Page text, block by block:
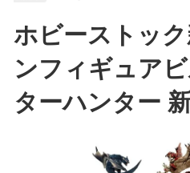
ホビーストッ
ンフィギュア
ターハンター